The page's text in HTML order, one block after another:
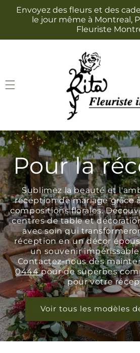
passer
Envoyez des fleurs et des
le jour même à Montreal,
Fleuriste
Pour la
Sublimez la beauté et
réception de mariage grâce
compositions florales.
centres de table et
avec soin qui
réception en un décor
un souvenir
Contactez-nous dès
0444pour de superbes
pour votre
Voir tous les modèles